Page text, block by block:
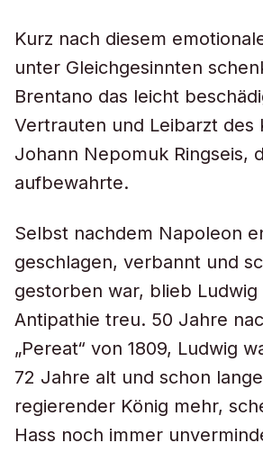
Kurz nach diesem
unter Gleichgesinnten
Brentano das leicht
Vertrauten und Leibarzt des
Johann Nepomuk Ringseis,
aufbewahrte.
Selbst nachdem Napoleon
geschlagen, verbannt und
gestorben war, blieb Ludwig
Antipathie treu. 50 Jahre
„Pereat“ von 1809, Ludwig
72 Jahre alt und schon
regierender König mehr,
Hass noch immer